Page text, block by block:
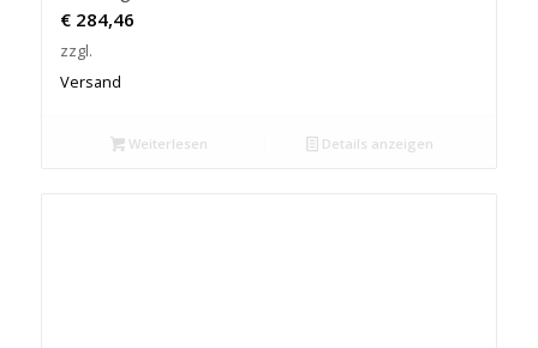
€284,46
zzgl.
Versand
Weiterlesen Details anzeigen